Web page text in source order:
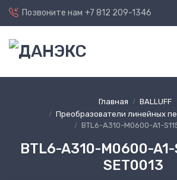
Позвоните нам +7 812 209-1346
Главная
BALLUFF
Преобразователи линейных
BTL6-A310-M0600-A1-
BTL6-A310-M0600-A1-
SET0013